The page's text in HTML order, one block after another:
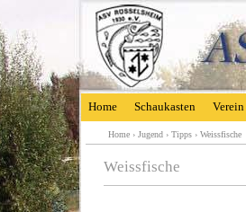
Home Schaukasten Verein
Home › Jugend › Tipps › Weissfische
Weissfische